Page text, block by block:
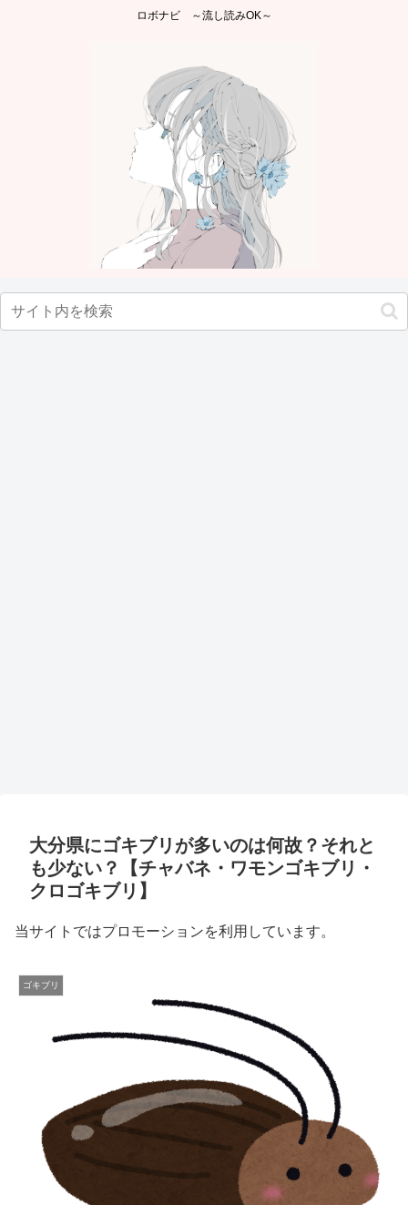
ロボナビ ～流し読みOK～
大分県にゴキブリが多いのは何故？それと
も少ない？【チャバネ・ワモンゴキブリ・
クロゴキブリ】
当サイトではプロモーションを利用しています。
ゴキブリ